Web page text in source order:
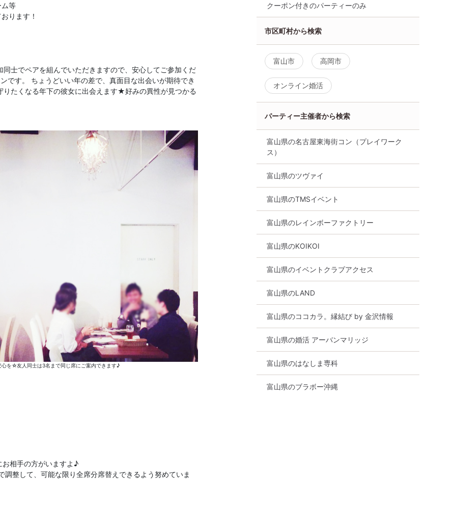
等
ります！
士でペアを組んでいただきますので、安心してご参加くだ
す。 ちょうどいい年の差で、真面目な出会いが期待でき
たくなる年下の彼女に出会えます★好みの異性が見つかる
を☆友人同士は3名まで同じ席にご案内できます♪
相手の方がいますよ♪
整して、可能な限り全席分席替えできるよう努めていま
クーポン付きのパーティーのみ
市区町村から検索
富山市 高岡市
オンライン婚活
パーティー主催者から検索
富山県の名古屋東海街コン（プレイワーク
ス）
富山県のツヴァイ
富山県のTMSイベント
富山県のレインボーファクトリー
富山県のKOIKOI
富山県のイベントクラブアクセス
富山県のLAND
富山県のココカラ。縁結び by 金沢情報
富山県の婚活 アーバンマリッジ
富山県のはなしま専科
富山県のブラボー沖縄